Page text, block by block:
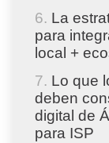
La
para
local +
Lo que
deben
digital de
para ISP